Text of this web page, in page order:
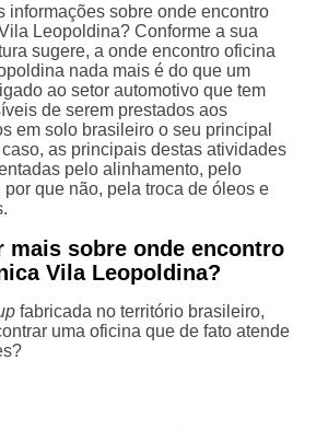
informações sobre onde encontro
Leopoldina? Conforme a sua
sugere, a onde encontro oficina
nada mais é do que um
ao setor automotivo que tem
de serem prestados aos
em solo brasileiro o seu principal
as principais destas atividades
pelo alinhamento, pelo
por que não, pela troca de óleos e
mais sobre onde encontro
Vila Leopoldina?
fabricada no território brasileiro,
uma oficina que de fato atende